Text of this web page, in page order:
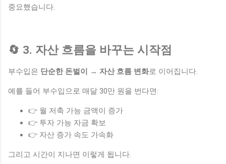
중요했습니다.
🔄 3. 자산 흐름을 바꾸는 시작점
부수입은 단순한 돈벌이 → 자산 흐름 변화로 이어집니다.
예를 들어 부수입으로 매달 30만 원을 번다면:
👉 월 저축 가능 금액이 증가
👉 투자 가능 자금 확보
👉 자산 증가 속도 가속화
그리고 시간이 지나면 이렇게 됩니다.